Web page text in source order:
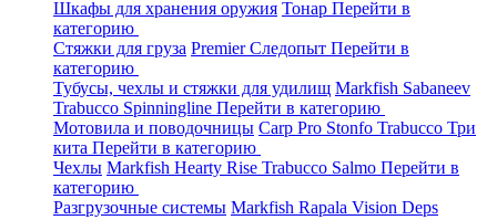
Шкафы для хранения оружия Тонар Перейти в
категорию
Стяжки для груза PremierСледопыт Перейти в
категорию
Тубусы, чехлы и стяжки для удилищ Markfish Sabaneev
Trabucco Spinningline Перейти в категорию
Мотовила и поводочницы Carp Pro Stonfo Trabucco Три
кита Перейти в категорию
Чехлы Markfish Hearty Rise Trabucco Salmo Перейти в
категорию
Разгрузочные системы Markfish Rapala Vision Deps